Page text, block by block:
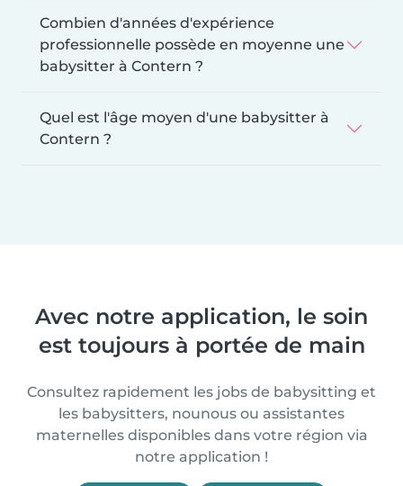
Combien d'années d'expérience
professionnelle possède en moyenne une
babysitter à Contern ?
Quel est l'âge moyen d'une babysitter à
Contern ?
Avec notre application, le soin
est toujours à portée de main
Consultez rapidement les jobs de babysitting et
les babysitters, nounous ou assistantes
maternelles disponibles dans votre région via
notre application !